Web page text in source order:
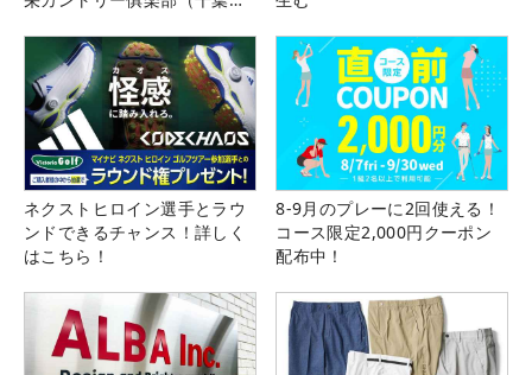
ネクストヒロイン選手とラウ
ンドできるチャンス！詳しく
はこちら！
8-9月のプレーに2回使える！
コース限定2,000円クーポン
配布中！